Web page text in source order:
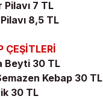
Pilavı 7 TL
8,5 TL
ÇEŞİTLERİ
Beyti 30 TL
Kebap 30 TL
30 TL